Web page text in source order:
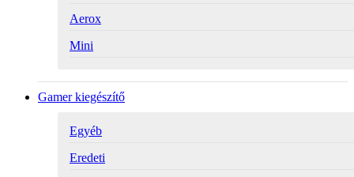
Aerox
Mini
Gamer kiegészítő
Egyéb
Eredeti